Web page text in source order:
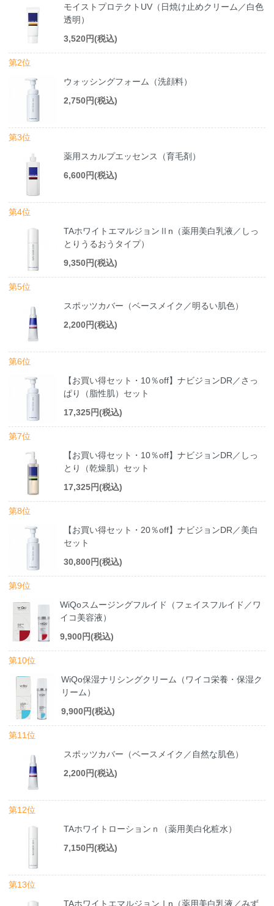
モイストプロテクトUV（日焼け止めクリーム／白色
透明）
3,520円(税込)
第2位
ウォッシングフォーム（洗顔料）
2,750円(税込)
第3位
薬用スカルプエッセンス（育毛剤）
6,600円(税込)
第4位
TAホワイトエマルジョンⅡn（薬用美白乳液／しっ
とりうるおうタイプ）
9,350円(税込)
第5位
スポッツカバー（ベースメイク／明るい肌色）
2,200円(税込)
第6位
【お買い得セット・10％off】ナビジョンDR／さっ
ぱり（脂性肌）セット
17,325円(税込)
第7位
【お買い得セット・10％off】ナビジョンDR／しっ
とり（乾燥肌）セット
17,325円(税込)
第8位
【お買い得セット・20％off】ナビジョンDR／美白
セット
30,800円(税込)
第9位
WiQoスムージングフルイド（フェイスフルイド／ワ
イコ美容液）
9,900円(税込)
第10位
WiQo保湿ナリシングクリーム（ワイコ栄養・保湿ク
リーム）
9,900円(税込)
第11位
スポッツカバー（ベースメイク／自然な肌色）
2,200円(税込)
第12位
TAホワイトローションｎ（薬用美白化粧水）
7,150円(税込)
第13位
TAホワイトエマルジョンⅠn（薬用美白乳液／みず